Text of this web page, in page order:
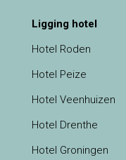
Ligging hotel
Hotel Roden
Hotel Peize
Hotel Veenhuizen
Hotel Drenthe
Hotel Groningen